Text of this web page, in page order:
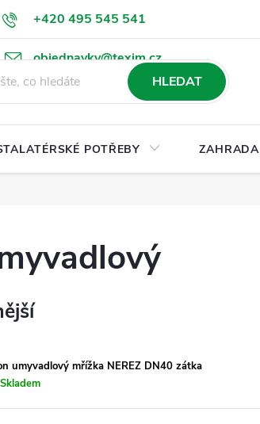
+420 495 545 541
objednavky@texim.cz
osobních údajů Ke stažení
HLEDAT
POTŘEBY ZAHRADA
umyvadlový mřížka NEREZ DN40 zátka
Skladem